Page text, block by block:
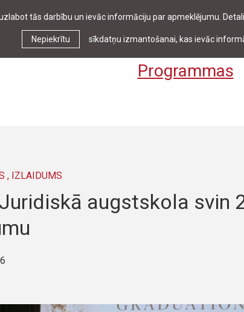
tās darbību un ievāc informāciju par apmeklējumu.
Nepiekrītu sīkdatņu izmantošanai, kas ievāc
Ziņas & pasākumi Bibliotēka Kontakti
Programmas
, IZLAIDUMS
augstskola svin